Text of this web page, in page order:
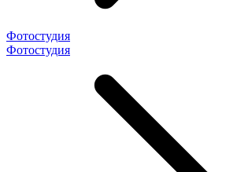
Фотостудия
Фотостудия